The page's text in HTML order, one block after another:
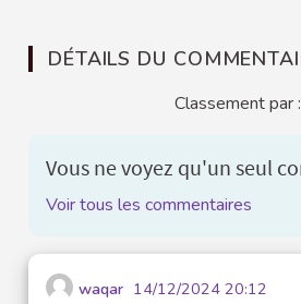
DÉTAILS DU
Classement par :
Vous ne voyez qu'un seul
Voir tous les commentaires
waqar 14/12/2024 20:12